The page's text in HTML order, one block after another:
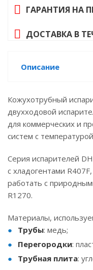
ГАРАНТИЯ НА
ДОСТАВКА В
Описание
Кожухотрубный
двухходовой
для коммерческих и
систем с
Серия испарителей
с хладогентами
работать с
R1270.
Материалы,
Трубы: медь;
Перегородки:
Трубная плита: